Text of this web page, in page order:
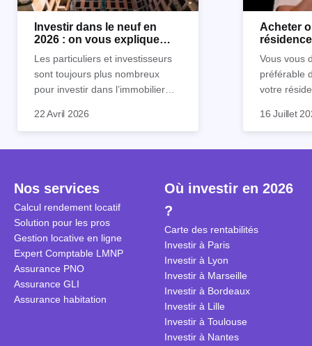
Investir dans le neuf en
2026 : on vous explique
Les particuliers et investisseurs
sont toujours plus nombreux
pour investir dans l’immobilier
nombreux avantages à choisir ce
expliquons tout dans cet article.
22 Avril 2026
Acheter
Vous vous
préférable
votre
pour
la règle
secondes
fenêtres"
sécuriser
16 Juillet
Nos services
Calcul rendement locatif
Solution pour les pros
Gestion locative en ligne
Expert Comptable LMNP
Assurance PNO
Assurance GLI
Assurance habitation
Où investir en 2026
?
Carte des rentabilités
Investir à Paris
Investir à Lyon
Investir à Marseille
Investir à Bordeaux
Investir à Lille
Investir à Toulouse
Investir à Nantes